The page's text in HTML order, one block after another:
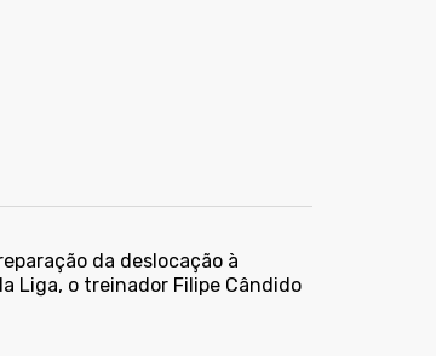
da deslocação à
Liga, o treinador Filipe Cândido